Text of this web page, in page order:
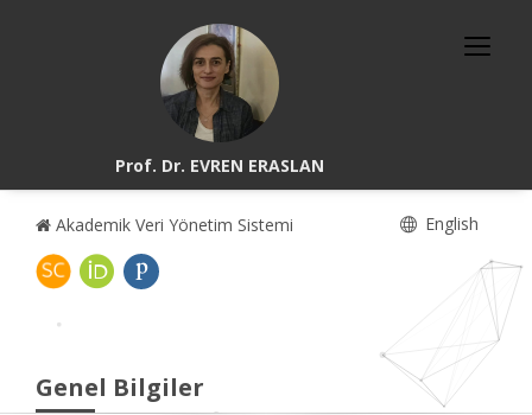
Prof. Dr. EVREN ERASLAN
Akademik Veri Yönetim Sistemi English
Genel Bilgiler